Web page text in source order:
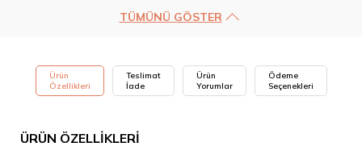
TÜMÜNÜ GÖSTER
Ürün
Özellikleri
Teslimat
İade
Ürün
Yorumlar
Ödeme
Seçenekleri
ÜRÜN ÖZELLİKLERİ